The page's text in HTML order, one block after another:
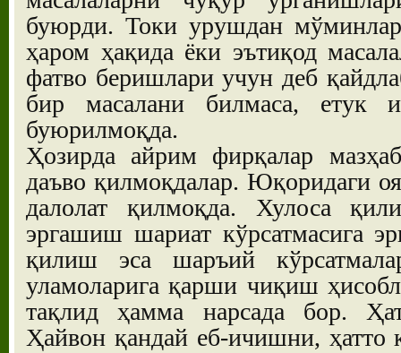
буюрди. Токи урушдан
ҳаром ҳақида ёки эътиқод
фатво беришлари учун деб
бир масалани билмаса, етук
буюрилмоқда.
Ҳозирда айрим фирқалар
даъво қилмоқдалар. Юқоридаги
далолат қилмоқда. Хулоса
эргашиш шариат кўрсатмасига
қилиш эса шаръий
уламоларига қарши чиқиш
тақлид ҳамма нарсада бор.
Ҳайвон қандай еб-ичишни, ҳатто